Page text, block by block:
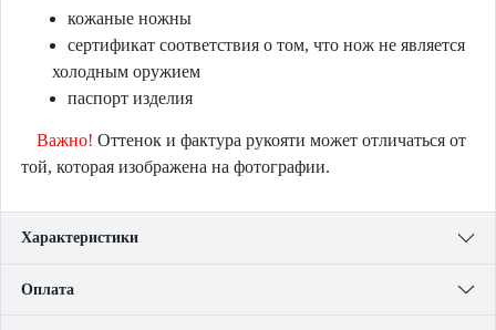
кожаные ножны
сертификат соответствия о том, что нож не является
холодным оружием
паспорт изделия
Важно! Оттенок и фактура рукояти может отличаться от
той, которая изображена на фотографии.
Характеристики
Оплата